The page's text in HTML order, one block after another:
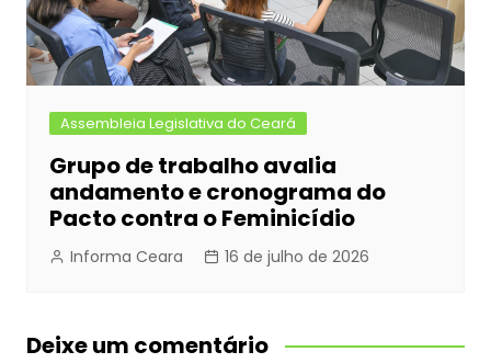
Assembleia Legislativa do Ceará
Grupo de trabalho avalia
andamento e cronograma do
Pacto contra o Feminicídio
Informa Ceara 16 de julho de 2026
Deixe um comentário